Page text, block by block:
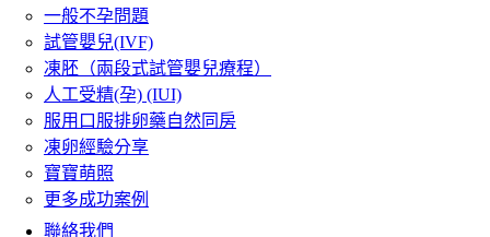
一般不孕問題
試管嬰兒(IVF)
凍胚（兩段式試管嬰兒療程）
人工受精(孕) (IUI)
服用口服排卵藥自然同房
凍卵經驗分享
寶寶萌照
更多成功案例
聯絡我們